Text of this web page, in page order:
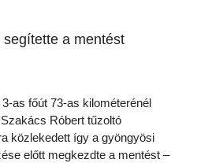
a mentést
as főút 73-as kilométerénél
Róbert tűzoltó
közlekedett így a gyöngyösi
előtt megkezdte a mentést –